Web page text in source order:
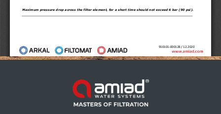
Russian
French
German
Israel
Based on your current location, we recommend
this Amiad website for you
North America- English